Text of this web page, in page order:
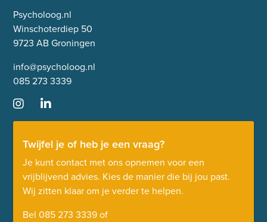
Psycholoog.nl
Winschoterdiep 50
9723 AB Groningen
info@psycholoog.nl
085 273 3339
Twijfel je of heb je een vraag?
Je kunt contact met ons opnemen voor een
vrijblijvend advies. Kies de manier die bij jou past.
Wij zitten klaar om je verder te helpen.
Bel 085 273 3339of